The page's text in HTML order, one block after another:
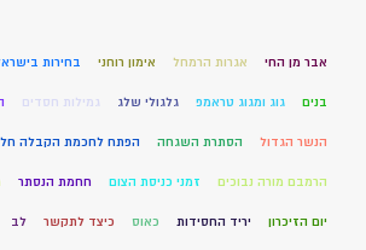
אבר מן החי אגרות הרמחל אימון רוחני בחירות
בנים גוג ומגוג טראמפ גלגולי שלג גמילות חסדים
הנשר הגדול הסתרת השגחה הפתח לחכמת הקבלה
הרמבם מורה נבוכים זמני כניסת הצום חחמת הנסתר
יום הזיכרון יריד החסידות כאוס כיצד לתקשר לב